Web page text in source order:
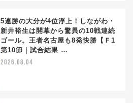
5連勝の大分が4位浮上！しながわ・
新井裕生は開幕から驚異の10戦連続
ゴール。王者名古屋も8発快勝【Ｆ1
第10節｜試合結果 …
2026.08.04